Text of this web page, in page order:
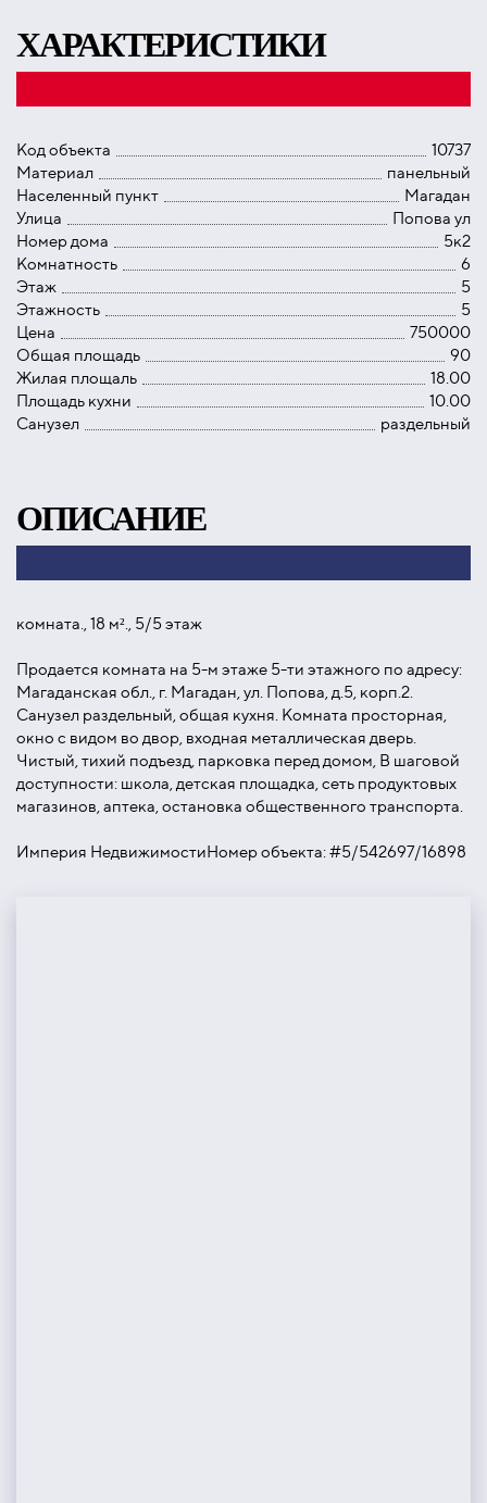
ХАРАКТЕРИСТИКИ
Код объекта
10737
Материал
панельный
Населенный пункт
Магадан
Улица
Попова ул
Номер дома
5к2
Комнатность
6
Этаж
5
Этажность
5
Цена
750000
Общая площадь
90
Жилая площаль
18.00
Площадь кухни
10.00
Санузел
раздельный
ОПИСАНИЕ
комната., 18 м²., 5/5 этаж
Продается комната на 5-м этаже 5-ти этажного по адресу:
Магаданская обл., г. Магадан, ул. Попова, д.5, корп.2.
Санузел раздельный, общая кухня. Комната просторная,
окно с видом во двор, входная металлическая дверь.
Чистый, тихий подъезд, парковка перед домом, В шаговой
доступности: школа, детская площадка, сеть продуктовых
магазинов, аптека, остановка общественного транспорта.
Империя НедвижимостиНомер объекта: #5/542697/16898